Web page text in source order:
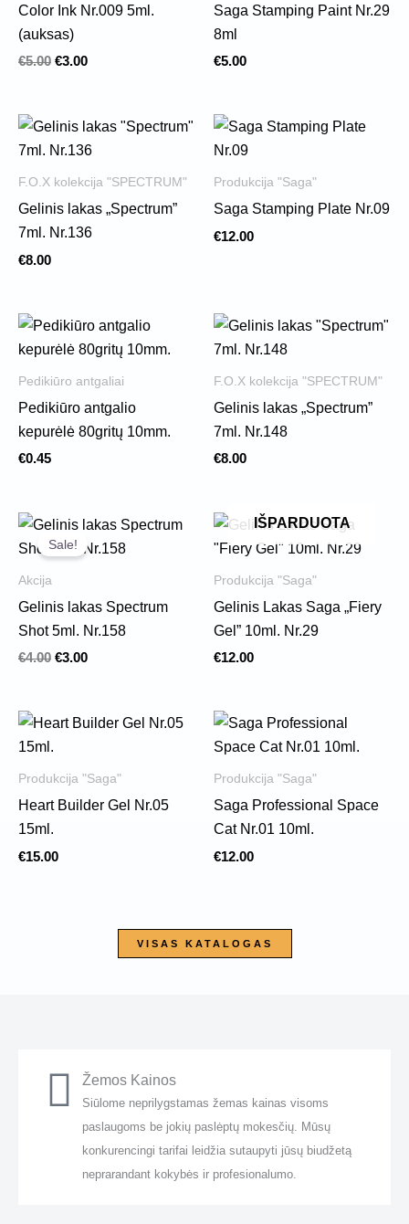
Color Ink Nr.009 5ml.
(auksas)
€5.00 €3.00
Saga Stamping Paint Nr.29
8ml
€5.00
F.O.X kolekcija "SPECTRUM"
Gelinis lakas „Spectrum”
7ml. Nr.136
€8.00
Produkcija "Saga"
Saga Stamping Plate Nr.09
€12.00
Pedikiūro antgaliai
Pedikiūro antgalio
kepurėlė 80gritų 10mm.
€0.45
F.O.X kolekcija "SPECTRUM"
Gelinis lakas „Spectrum”
7ml. Nr.148
€8.00
Sale!
Akcija
Gelinis lakas Spectrum
Shot 5ml. Nr.158
€4.00
Original
price
was:
€3.00
Current
is:
IŠPARDUOTA
Produkcija "Saga"
Gelinis Lakas Saga „Fiery
Gel” 10ml. Nr.29
€12.00
Produkcija "Saga"
Heart Builder Gel Nr.05
15ml.
€15.00
Produkcija "Saga"
Saga Professional Space
Cat Nr.01 10ml.
€12.00
VISAS KATALOGAS
Žemos Kainos
Siūlome neprilygstamas žemas kainas visoms
paslaugoms be jokių paslėptų mokesčių. Mūsų
konkurencingi tarifai leidžia sutaupyti jūsų biudžetą
neprarandant kokybės ir profesionalumo.